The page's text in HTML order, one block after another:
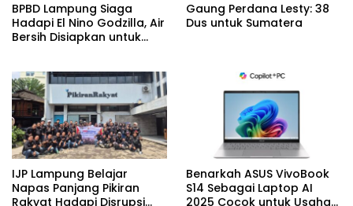
BPBD Lampung Siaga
Hadapi El Nino Godzilla, Air
Bersih Disiapkan untuk
Gaung Perdana Lesty: 38
Dus untuk Sumatera
IJP Lampung Belajar
Napas Panjang Pikiran
Rakyat Hadapi Disrupsi
Benarkah ASUS VivoBook
S14 Sebagai Laptop AI
2025 Cocok untuk Usaha